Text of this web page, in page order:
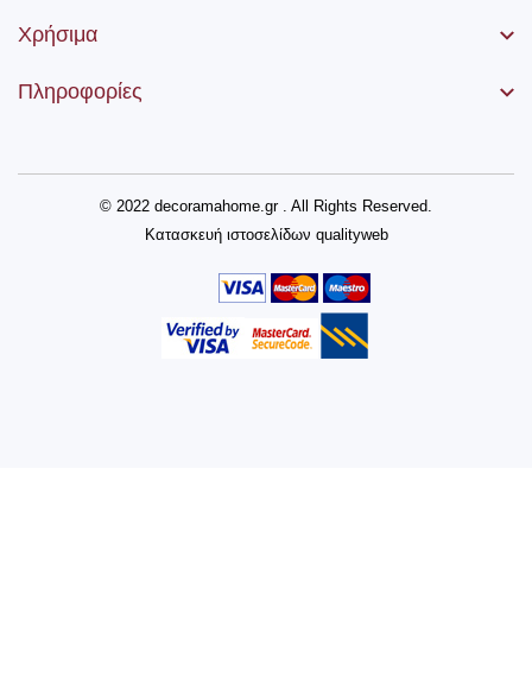
Χρήσιμα
Πληροφορίες
© 2022 decoramahome.gr . All Rights Reserved.
Κατασκευή ιστοσελίδων qualityweb